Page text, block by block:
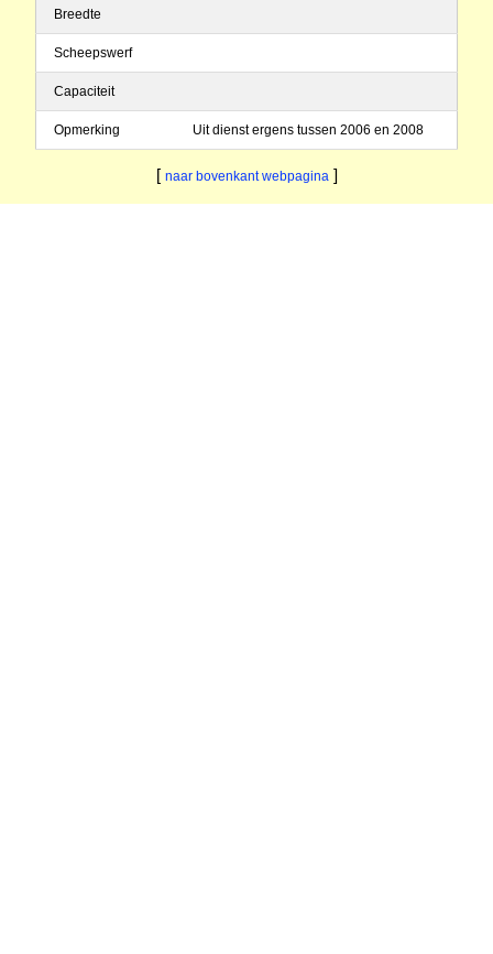
Breedte
Scheepswerf
Capaciteit
Opmerking Uit dienst ergens tussen 2006 en 2008
[ naar bovenkant webpagina ]